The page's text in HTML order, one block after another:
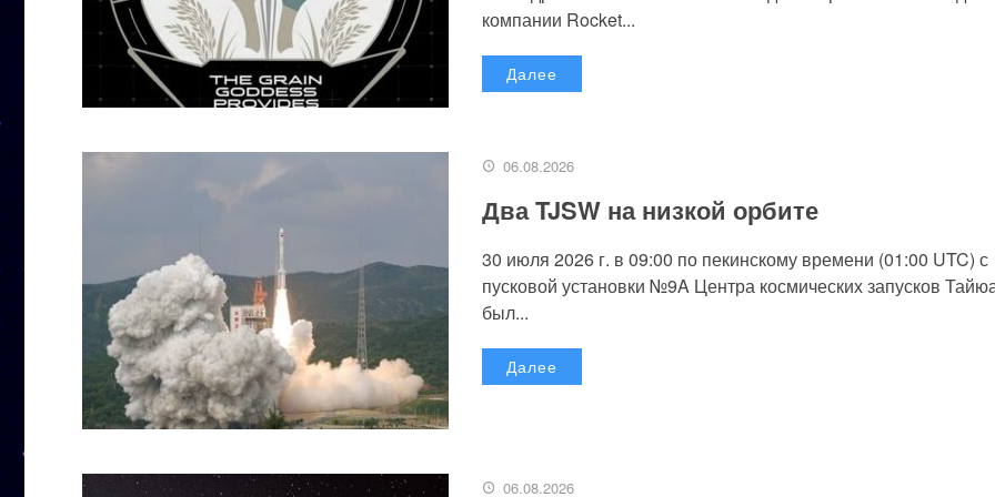
компании Rocket...
Далее
06.08.2026
Два TJSW на низкой орбите
30 июля 2026 г. в 09:00 по пекинскому времени (01:00 UTC) с
пусковой установки №9A Центра космических запусков
был...
Далее
06.08.2026